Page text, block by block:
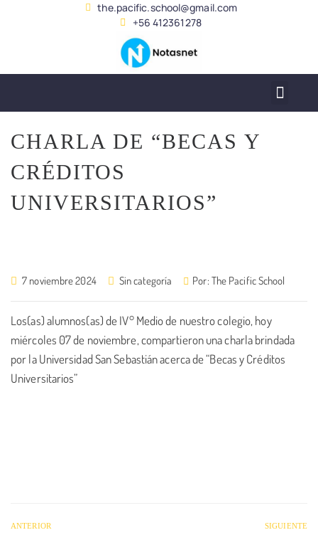
the.pacific.school@gmail.com
+56 412361278
CHARLA DE “BECAS Y
CRÉDITOS
UNIVERSITARIOS”
7 noviembre 2024 Sin categoría Por: The Pacific School
Los(as) alumnos(as) de IV° Medio de nuestro colegio, hoy
miércoles 07 de noviembre, compartieron una charla brindada
por la Universidad San Sebastián acerca de “Becas y Créditos
Universitarios”
ANTERIOR SIGUIENTE